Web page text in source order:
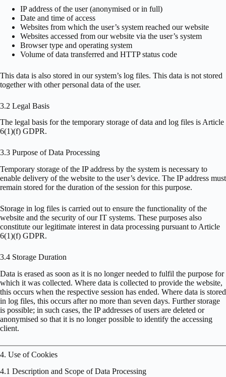
IP address of the user (anonymised or in full)
Date and time of access
Websites from which the user’s system reached our website
Websites accessed from our website via the user’s system
Browser type and operating system
Volume of data transferred and HTTP status code
This data is also stored in our system’s log files. This data is not stored
together with other personal data of the user.
3.2 Legal Basis
The legal basis for the temporary storage of data and log files is Article
6(1)(f) GDPR.
3.3 Purpose of Data Processing
Temporary storage of the IP address by the system is necessary to
enable delivery of the website to the user’s device. The IP address must
remain stored for the duration of the session for this purpose.
Storage in log files is carried out to ensure the functionality of the
website and the security of our IT systems. These purposes also
constitute our legitimate interest in data processing pursuant to Article
6(1)(f) GDPR.
3.4 Storage Duration
Data is erased as soon as it is no longer needed to fulfil the purpose for
which it was collected. Where data is collected to provide the website,
this occurs when the respective session has ended. Where data is stored
in log files, this occurs after no more than seven days. Further storage
is possible; in such cases, the IP addresses of users are deleted or
anonymised so that it is no longer possible to identify the accessing
client.
4. Use of Cookies
4.1 Description and Scope of Data Processing